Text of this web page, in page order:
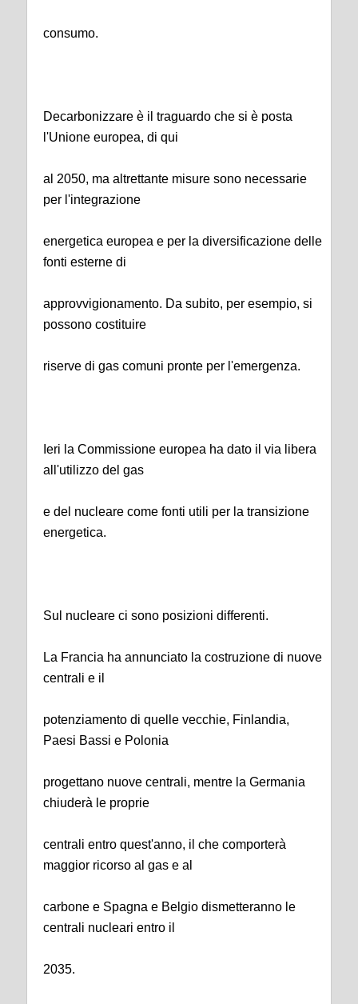
consumo.
Decarbonizzare è il traguardo che si è posta
l'Unione europea, di qui
al 2050, ma altrettante misure sono necessarie
per l'integrazione
energetica europea e per la diversificazione delle
fonti esterne di
approvvigionamento. Da subito, per esempio, si
possono costituire
riserve di gas comuni pronte per l'emergenza.
Ieri la Commissione europea ha dato il via libera
all'utilizzo del gas
e del nucleare come fonti utili per la transizione
energetica.
Sul nucleare ci sono posizioni differenti.
La Francia ha annunciato la costruzione di nuove
centrali e il
potenziamento di quelle vecchie, Finlandia,
Paesi Bassi e Polonia
progettano nuove centrali, mentre la Germania
chiuderà le proprie
centrali entro quest'anno, il che comporterà
maggior ricorso al gas e al
carbone e Spagna e Belgio dismetteranno le
centrali nucleari entro il
2035.